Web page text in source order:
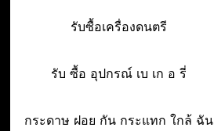
รับซื้อเครื่องดนตรี
รับ ซื้อ อุปกรณ์ เบ เก อ รี่
กระดาษ ฝอย กัน กระแทก ใกล้ ฉัน